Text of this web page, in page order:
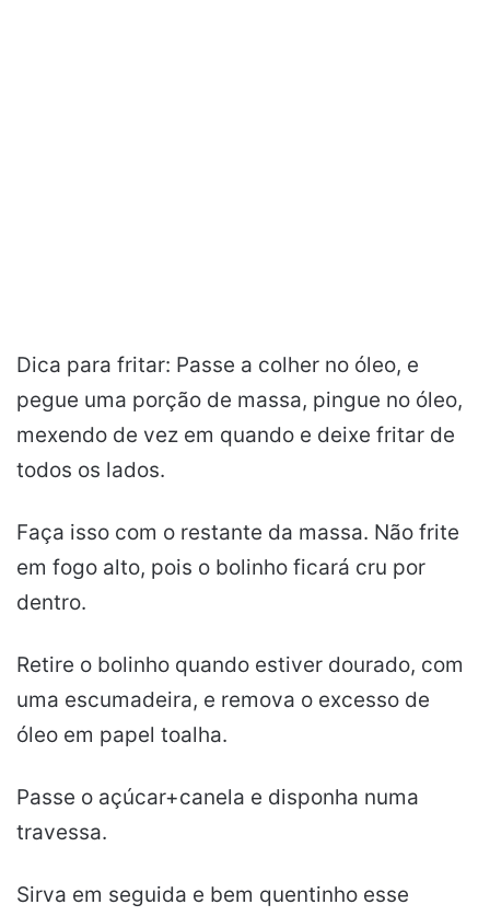
Dica para fritar: Passe a colher no óleo, e
pegue uma porção de massa, pingue no óleo,
mexendo de vez em quando e deixe fritar de
todos os lados.
Faça isso com o restante da massa. Não frite
em fogo alto, pois o bolinho ficará cru por
dentro.
Retire o bolinho quando estiver dourado, com
uma escumadeira, e remova o excesso de
óleo em papel toalha.
Passe o açúcar+canela e disponha numa
travessa.
Sirva em seguida e bem quentinho esse